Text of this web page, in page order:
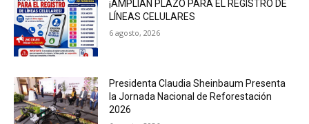
¡AMPLÍAN PLAZO PARA EL REGISTRO DE
LÍNEAS CELULARES
6 agosto, 2026
Presidenta Claudia Sheinbaum Presenta
la Jornada Nacional de Reforestación
2026